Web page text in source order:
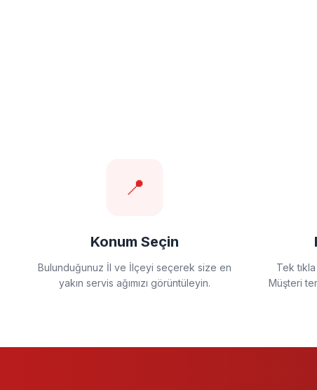
📍
Konum Seçin
Bulunduğunuz İl ve İlçeyi seçerek size en
yakın servis ağımızı görüntüleyin.
Tek
Müşteri